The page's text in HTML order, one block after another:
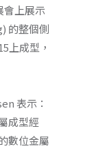
會上展示
的整個側
上成型，
表示：
成型經
數位金屬